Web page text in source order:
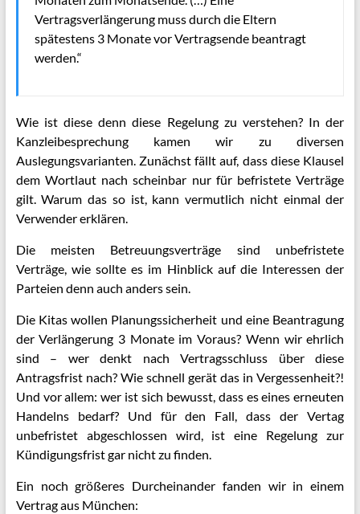
Vertragsverlängerung muss durch die Eltern
spätestens 3 Monate vor Vertragsende beantragt
werden.“
Wie ist diese denn diese Regelung zu verstehen? In der
Kanzleibesprechung kamen wir zu diversen
Auslegungsvarianten. Zunächst fällt auf, dass diese Klausel
dem Wortlaut nach scheinbar nur für befristete Verträge
gilt. Warum das so ist, kann vermutlich nicht einmal der
Verwender erklären.
Die meisten Betreuungsverträge sind unbefristete
Verträge, wie sollte es im Hinblick auf die Interessen der
Parteien denn auch anders sein.
Die Kitas wollen Planungssicherheit und eine Beantragung
der Verlängerung 3 Monate im Voraus? Wenn wir ehrlich
sind – wer denkt nach Vertragsschluss über diese
Antragsfrist nach? Wie schnell gerät das in Vergessenheit?!
Und vor allem: wer ist sich bewusst, dass es eines erneuten
Handelns bedarf? Und für den Fall, dass der Vertag
unbefristet abgeschlossen wird, ist eine Regelung zur
Kündigungsfrist gar nicht zu finden.
Ein noch größeres Durcheinander fanden wir in einem
Vertrag aus München: